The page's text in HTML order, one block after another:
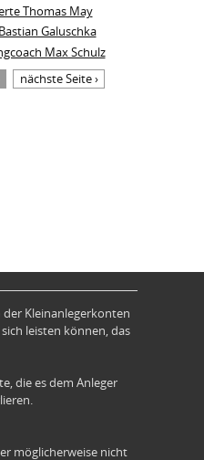
Thomas May
Galuschka
Max Schulz
nächste Seite ›
Kleinanlegerkonten
leisten können, das
die es dem Anleger
möglicherweise nicht